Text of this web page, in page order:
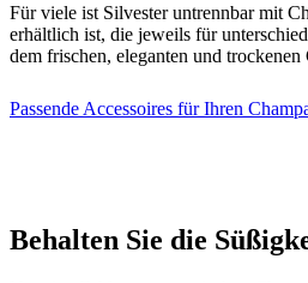
Für viele ist Silvester untrennbar mit
erhältlich ist, die jeweils für
dem frischen, eleganten und
Passende Accessoires für Ihren
Behalten Sie die